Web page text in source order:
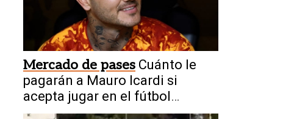
Mercado de pases Cuánto le
pagarán a Mauro Icardi si
acepta jugar en el fútbol
argentino